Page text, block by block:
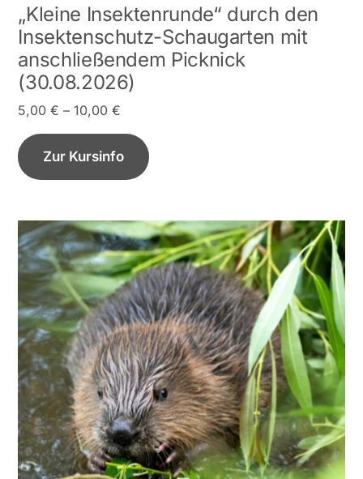
„Kleine Insektenrunde“ durch den
Insektenschutz-Schaugarten mit
anschließendem Picknick
(30.08.2026)
5,00€ –10,00€
Zur Kursinfo